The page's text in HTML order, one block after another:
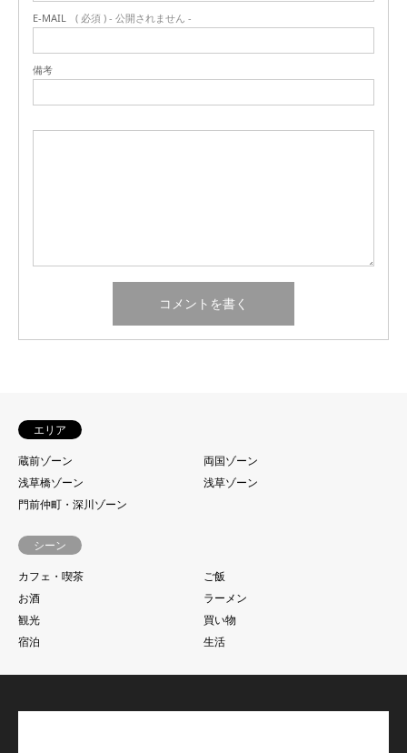
E-MAIL ( 必須 ) - 公開されません -
備考
エリア
蔵前ゾーン
両国ゾーン
浅草橋ゾーン
浅草ゾーン
門前仲町・深川ゾーン
シーン
カフェ・喫茶
ご飯
お酒
ラーメン
観光
買い物
宿泊
生活